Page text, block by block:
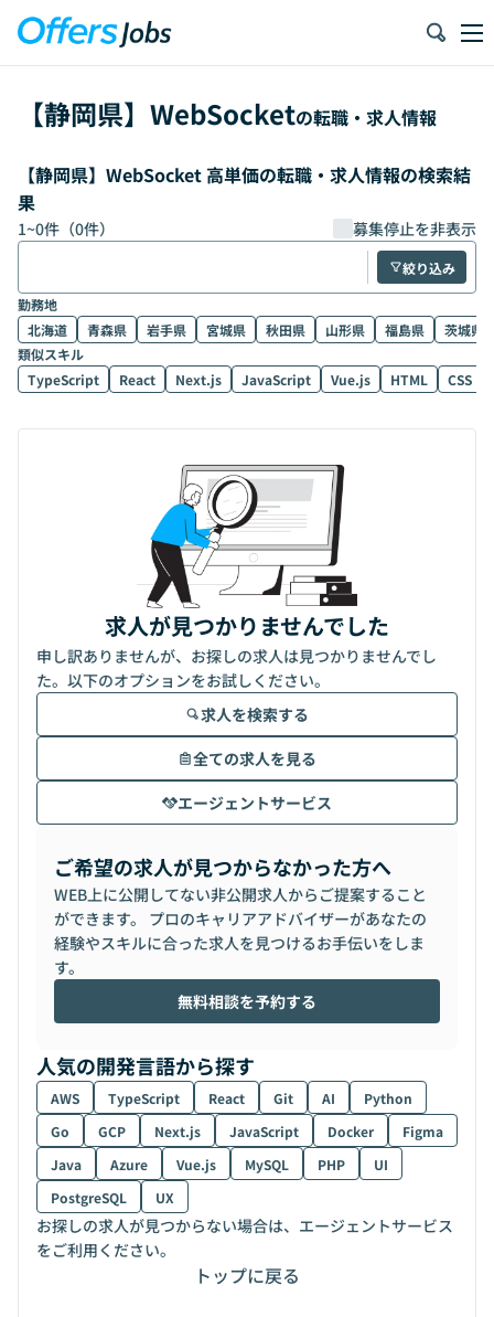
【静岡県】 WebSocketの転職・求人情報
【静岡県】WebSocket 高単価の転職・求人情報の検索結
果
1~0件（0件） 募集停止を非表示
絞り込み
勤務地
北海道
青森県 岩手県 宮城県 秋田県 山形県 福島県
茨城県
類似スキル
TypeScript
React Next.js JavaScript Vue.js HTML CSS
求人が見つかりませんでした
申し訳ありませんが、お探しの求人は見つかりませんでし
た。以下のオプションをお試しください。
求人を検索する
全ての求人を見る
エージェントサービス
ご希望の求人が見つからなかった方へ
WEB上に公開してない非公開求人からご提案すること
ができます。 プロのキャリアアドバイザーがあなたの
経験やスキルに合った求人を見つけるお手伝いをしま
す。
無料相談を予約する
人気の開発言語から探す
AWS TypeScript React Git AI
Python
Go
GCP Next.js JavaScript Docker
Figma
Java
Azure Vue.js MySQL PHP
UI
PostgreSQL
UX
お探しの求人が見つからない場合は、エージェントサービス
をご利用ください。
トップに戻る